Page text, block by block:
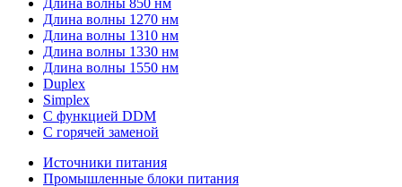
Длина волны 850 нм
Длина волны 1270 нм
Длина волны 1310 нм
Длина волны 1330 нм
Длина волны 1550 нм
Duplex
Simplex
С функцией DDM
С горячей заменой
Источники питания
Промышленные блоки питания